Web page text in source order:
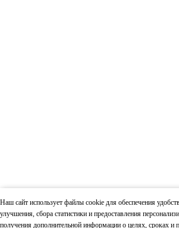
АТМОСФЕРА-XL В ЛАМЕЛИ
Наш сайт использует файлы cookie для обеспечения
улучшения, сбора статистики и предоставления
получения дополнительной информации о целях, сроках и